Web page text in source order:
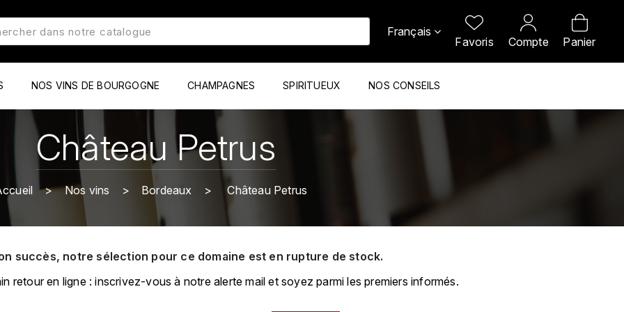
Français
Favoris Compte Panier
NOS VINS DE BOURGOGNE CHAMPAGNES SPIRITUEUX NOS CONSEILS
Château Petrus
Nos vins Bordeaux Château Petrus
succès, notre sélection pour ce domaine est en rupture de stock.
retour en ligne : inscrivez-vous à notre alerte mail et soyez parmi les premiers informés.